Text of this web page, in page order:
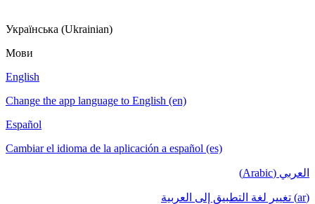
Українська (Ukrainian)
Мови
English
Change the app language to English (en)
Español
Cambiar el idioma de la aplicación a español (es)
العربي (Arabic)
(ar) تغيير لغة التطبيق إلى العربية